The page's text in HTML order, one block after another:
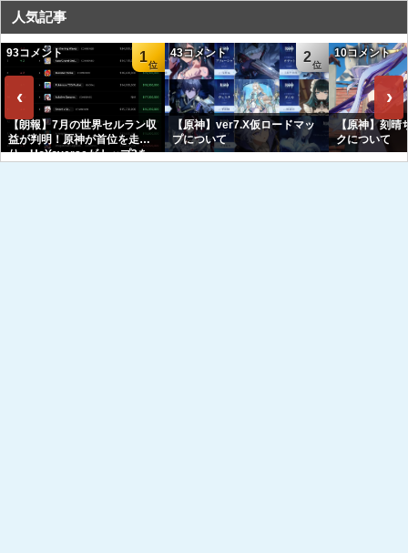
人気記事
‹
1
93コメント
【朗報】7月の世界セルラン収
益が判明！原神が首位を走
り、HoYoverseがトップ3を
2
43コメント
【原神】ver7.X仮ロードマッ
プについて
10コメント
【原神】刻
クについて
›